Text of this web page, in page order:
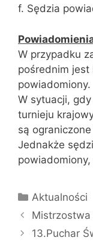
f. Sędzia
W przypadku
pośrednim
powiadomiony.
W sytuacji,
turnieju
są
Jednakże
Kategorie
Aktualności
Mistrzostwa
13.Puchar